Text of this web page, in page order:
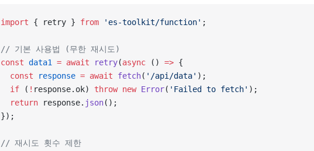
import { retry } from 'es-toolkit/function' ;
// 기본 사용법 (무한 재시도)
const data1 = await retry(async () => {
  const
response = await fetch( '/api/data' );
  if
( ! response.ok) throw new Error( 'Failed to fetch' );
  return
response. json();
});
// 재시도 횟수 제한